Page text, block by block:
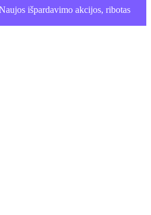
išpardavimo akcijos, ribotas